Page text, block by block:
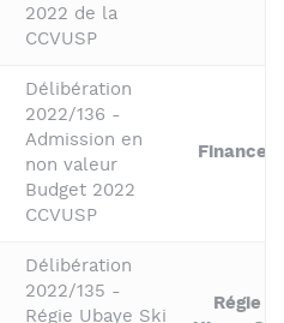
2022 de la
CCVUSP
Délibération
2022/136 -
Admission en
non valeur
Budget 2022
CCVUSP
Finances
Délibération
2022/135 -
Régie Ubaye Ski
Régie